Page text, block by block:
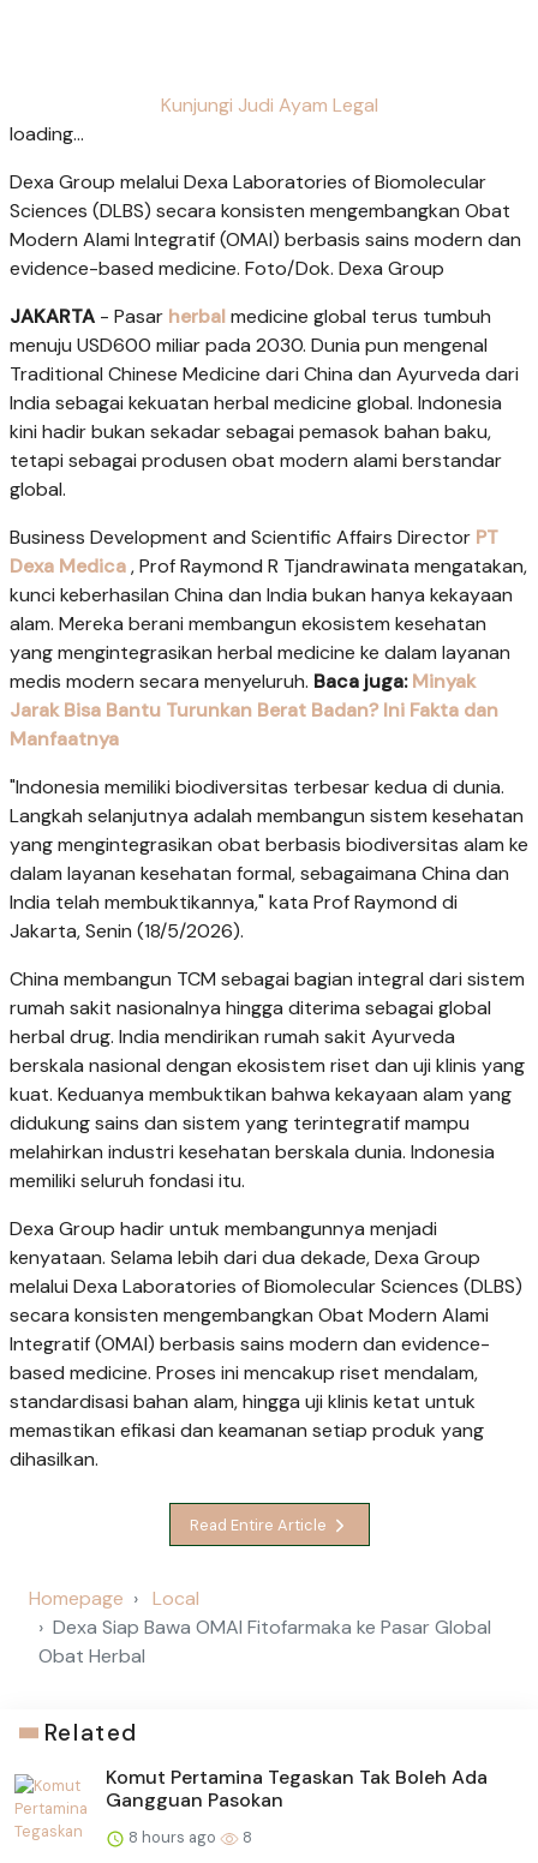
Kunjungi Judi Ayam Legal
loading...
Dexa Group melalui Dexa Laboratories of Biomolecular
Sciences (DLBS) secara konsisten mengembangkan Obat
Modern Alami Integratif (OMAI) berbasis sains modern dan
evidence-based medicine. Foto/Dok. Dexa Group
JAKARTA - Pasar herbalmedicine global terus tumbuh
menuju USD600 miliar pada 2030. Dunia pun mengenal
Traditional Chinese Medicine dari China dan Ayurveda dari
India sebagai kekuatan herbal medicine global. Indonesia
kini hadir bukan sekadar sebagai pemasok bahan baku,
tetapi sebagai produsen obat modern alami berstandar
global.
Business Development and Scientific Affairs Director PT
Dexa Medica, Prof Raymond R Tjandrawinata mengatakan,
kunci keberhasilan China dan India bukan hanya kekayaan
alam. Mereka berani membangun ekosistem kesehatan
yang mengintegrasikan herbal medicine ke dalam layanan
medis modern secara menyeluruh. Baca juga:Minyak
Jarak Bisa Bantu Turunkan Berat Badan? Ini Fakta dan
Manfaatnya
"Indonesia memiliki biodiversitas terbesar kedua di dunia.
Langkah selanjutnya adalah membangun sistem kesehatan
yang mengintegrasikan obat berbasis biodiversitas alam ke
dalam layanan kesehatan formal, sebagaimana China dan
India telah membuktikannya," kata Prof Raymond di
Jakarta, Senin (18/5/2026).
China membangun TCM sebagai bagian integral dari sistem
rumah sakit nasionalnya hingga diterima sebagai global
herbal drug. India mendirikan rumah sakit Ayurveda
berskala nasional dengan ekosistem riset dan uji klinis yang
kuat. Keduanya membuktikan bahwa kekayaan alam yang
didukung sains dan sistem yang terintegratif mampu
melahirkan industri kesehatan berskala dunia. Indonesia
memiliki seluruh fondasi itu.
Dexa Group hadir untuk membangunnya menjadi
kenyataan. Selama lebih dari dua dekade, Dexa Group
melalui Dexa Laboratories of Biomolecular Sciences (DLBS)
secara konsisten mengembangkan Obat Modern Alami
Integratif (OMAI) berbasis sains modern dan evidence-
based medicine. Proses ini mencakup riset mendalam,
standardisasi bahan alam, hingga uji klinis ketat untuk
memastikan efikasi dan keamanan setiap produk yang
dihasilkan.
Read Entire Article
Homepage
Local
Dexa Siap Bawa OMAI Fitofarmaka ke Pasar Global
Obat Herbal
Related
Komut Pertamina Tegaskan Tak Boleh Ada
Gangguan Pasokan
8 hours ago 8